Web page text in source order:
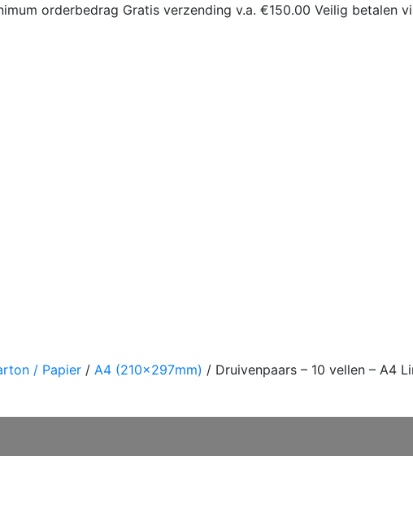
orderbedrag Gratis verzending v.a. €150.00 Veilig betalen
/ Papier / A4 (210x297mm) / Druivenpaars – 10 vellen – A4